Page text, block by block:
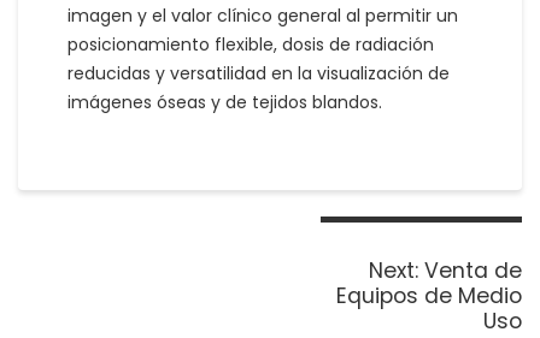
imagen y el valor clínico general al permitir un
posicionamiento flexible, dosis de radiación
reducidas y versatilidad en la visualización de
imágenes óseas y de tejidos blandos.
Next: Next
post:
Venta de
Equipos de Medio
Uso